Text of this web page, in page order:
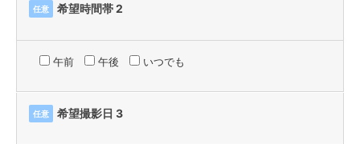
任意 希望時間帯 2
午前 午後 いつでも
任意 希望撮影日 3